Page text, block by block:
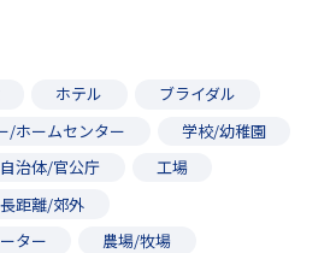
ホテル
ブライダル
/ホームセンター
学校/幼稚園
自治体/官公庁
工場
長距離/郊外
ター
農場/牧場